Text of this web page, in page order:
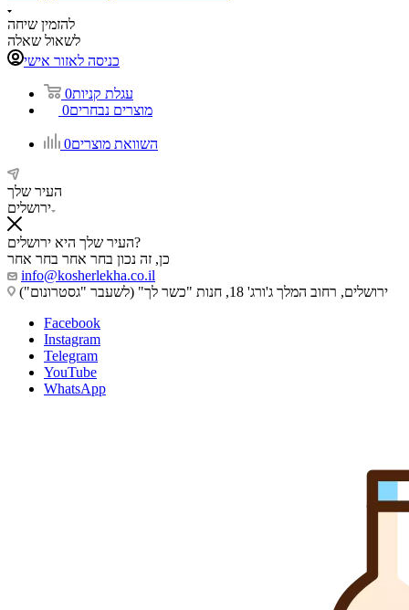
להזמין שיחה
לשאול שאלה
כניסה לאזור אישי
עגלת קניות0
מוצרים נבחרים0
השוואת מוצרים0
העיר שלך
ירושלים
העיר שלך היא ירושלים?
כן, זה נכון בחר אחר בחר אחר
info@kosherlekha.co.il
ירושלים, רחוב המלך ג'ורג' 18, חנות "כשר לך" (לשעבר "גסטרונום")
Facebook
Instagram
Telegram
YouTube
WhatsApp